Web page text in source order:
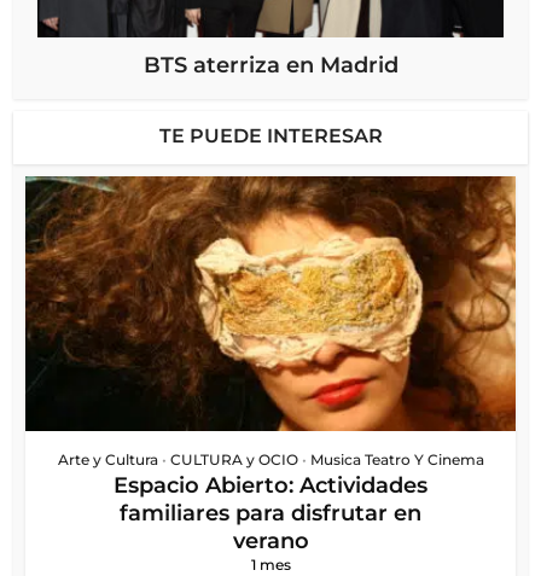
BTS aterriza en Madrid
TE PUEDE INTERESAR
Arte y Cultura • CULTURA y OCIO • Musica Teatro Y Cinema
Espacio Abierto: Actividades
familiares para disfrutar en
verano
1 mes